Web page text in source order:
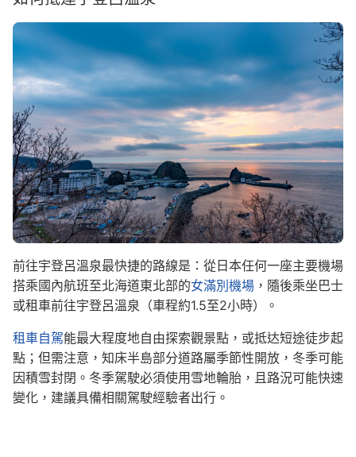
Image
前往宇登呂溫泉最快捷的路線是：從日本任何一座主要機場
搭乘國內航班至北海道東北部的女滿別機場 ，隨後乘坐巴士
或租車前往宇登呂溫泉（車程約1.5至2小時）。
租車自駕能最大程度地自由探索觀景點，或抵达短途徒步起
點；但需注意，知床半島部分道路屬季節性開放，冬季可能
因積雪封閉。冬季駕駛必須使用雪地輪胎，且路況可能快速
變化，建議具備相關駕駛經驗者出行。